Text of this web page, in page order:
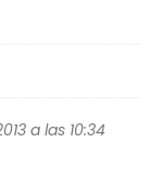
a las 10:34